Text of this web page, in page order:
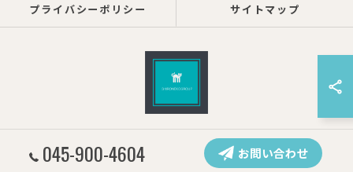
045-900-4604 お問い合わせ
プライバシーポリシー サイトマップ
© 2026 神奈川県横浜の遺品整理ならしろねこグループ株式会社 ALL RIGHTS